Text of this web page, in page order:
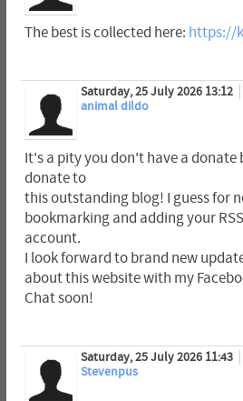
The best is collected here: https://
Saturday, 25 July 2026 13:12
animal dildo
It's a pity you don't have a
donate to
this outstanding blog! I guess for
bookmarking and adding your
account.
I look forward to brand new
about this website with my
Chat soon!
Saturday, 25 July 2026 11:43
Stevenpus